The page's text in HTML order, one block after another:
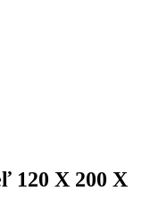
120 X 200 X